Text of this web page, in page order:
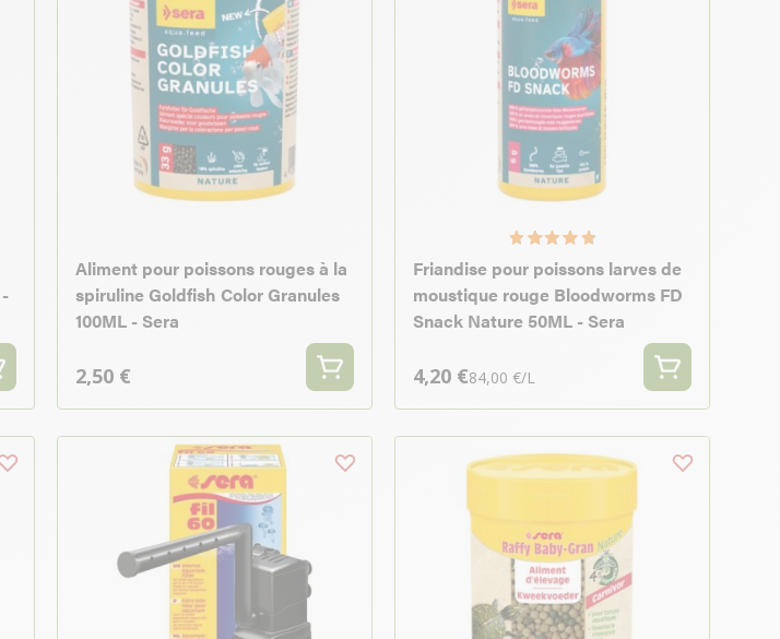
Aliment pour poissons rouges à la
spiruline Goldfish Color Granules
100ML - Sera
2,50 €
Friandise pour poissons larves de
moustique rouge Bloodworms FD
Snack Nature 50ML - Sera
4,20 €84,00 €/L